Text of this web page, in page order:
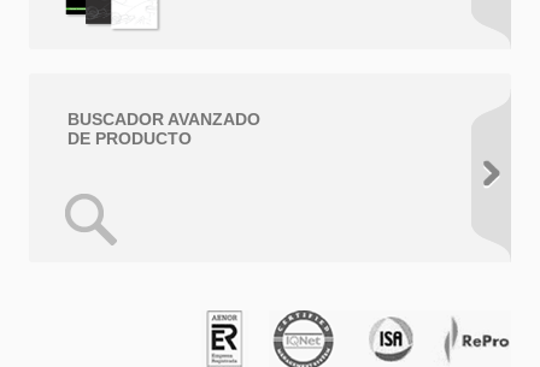
BUSCADOR AVANZADO
DE PRODUCTO